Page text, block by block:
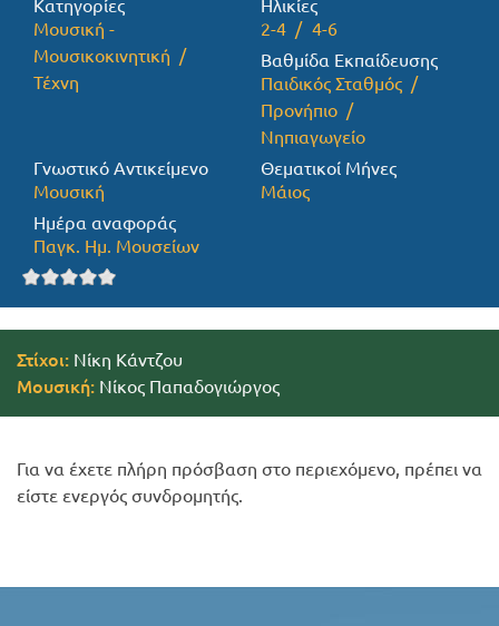
Προσφορές
Κατηγορίες
Μουσική -
Μουσικοκινητική
Τέχνη
Ηλικίες
2-4
4-6
Βαθμίδα Εκπαίδευσης
Παιδικός Σταθμός
Προνήπιο
Νηπιαγωγείο
Γνωστικό Αντικείμενο
Μουσική
Θεματικοί Μήνες
Μάιος
Ημέρα αναφοράς
Παγκ. Ημ. Μουσείων
Στίχοι: Νίκη Κάντζου
Μουσική: Νίκος Παπαδογιώργος
Για να έχετε πλήρη πρόσβαση στο περιεχόμενο, πρέπει να
είστε ενεργός συνδρομητής.